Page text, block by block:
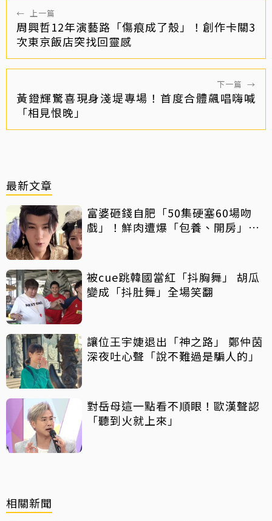
← 上一篇
周興哲12年演藝路「傷痕成了殼」！創作卡關3
次東京飯店突找回靈感
下一篇 →
黃鐙輝驚喜現身淺堤專場！首度合體飆唱嗨喊
「相見恨晚」
最新文章
富婆砸錢自肥「50集硬塞60場吻
戲」！鮮肉遭爆「包養、開房」全
被cue跳韓國當紅「抖胸舞」 胡瓜
變成「抖肚舞」全場笑翻
讓位王宇婕退出「神之路」 鄭仲茵
深夜吐心聲「說不難過是騙人的」
對岳母這一點看不順眼！歐漢聲認
「聽到火就上來」
相關新聞